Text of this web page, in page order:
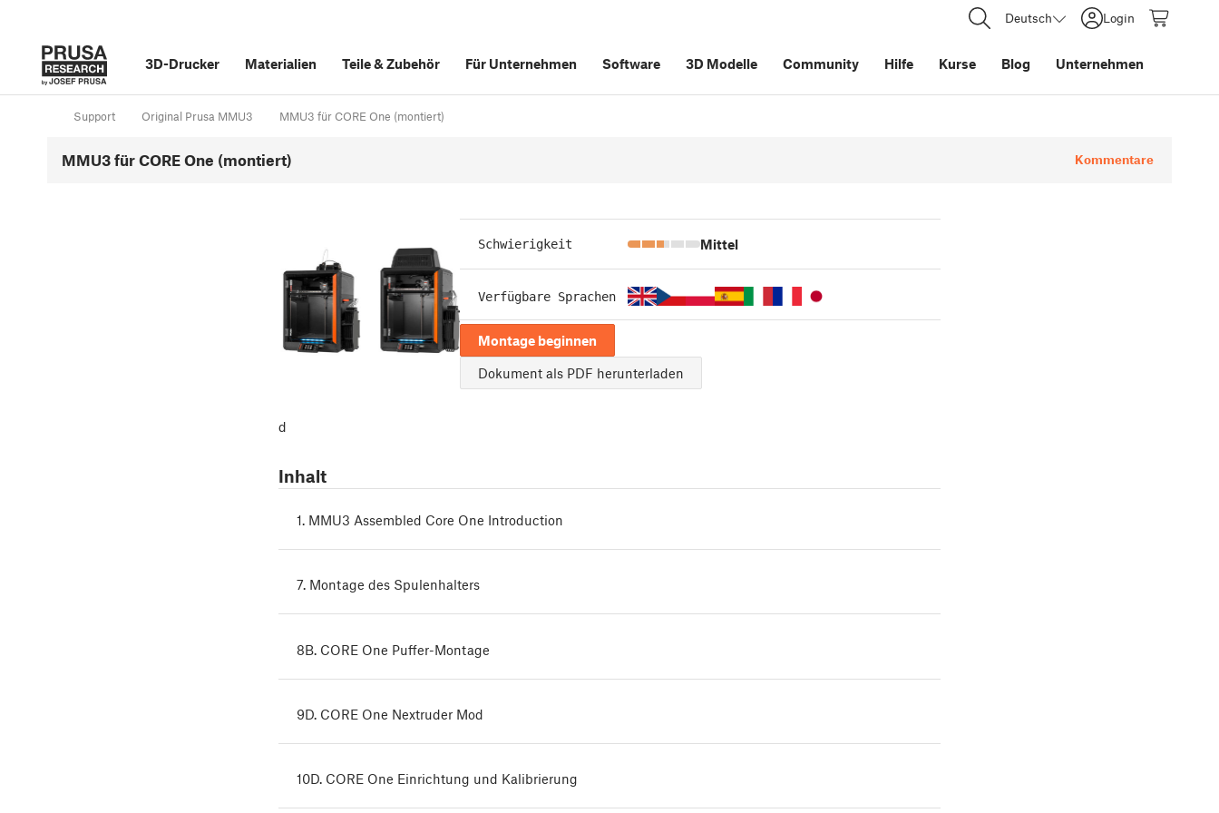
Deutsch Login
3D-Drucker Materialien Teile&Zubehör Für Unternehmen Software 3D Modelle Community Hilfe Kurse Blog Unternehmen
Support Original Prusa MMU3 MMU3 für CORE One (montiert)
MMU3 für CORE One (montiert) Kommentare
Schwierigkeit Mittel
Verfügbare Sprachen
Montage beginnen
Dokument als PDF herunterladen
d
Inhalt
1. MMU3 Assembled Core One Introduction
7. Montage des Spulenhalters
8B. CORE One Puffer-Montage
9D. CORE One Nextruder Mod
10D. CORE One Einrichtung und Kalibrierung